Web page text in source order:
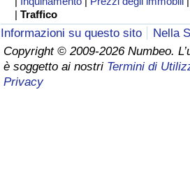
|Traffico
Informazioni su questo sito
Nella
Copyright © 2009-2026 Numbeo.
è soggetto ai nostri Termini di
Privacy
ad Aqaba
Criminalità
Indice del Tasso di Criminalità
Indice della Criminalità